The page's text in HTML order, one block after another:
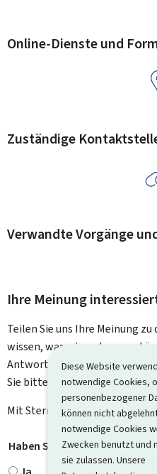
Diese Website
notwendige Cookies,
personenbezogener
können nicht
notwendige Cookies
Zwecken benutzt und
sie zulassen. Unsere
Online-Dienste und
Zuständige
Verwandte Vorgänge
Ihre Meinung
Teilen Sie uns Ihre Meinung zu
wissen, was wir verbessern
Antwort auf Ihr Feedback. Für
Sie bitte das Kontaktformular.
Mit Stern gekennzeichnete
Haben Sie gefunden, wonach